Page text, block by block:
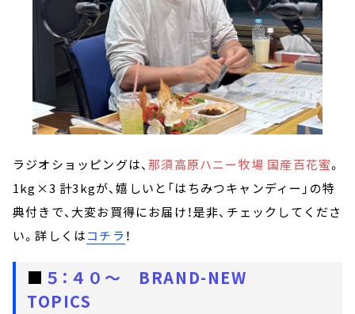
ラジオショッピングは、那須高原ハニー牧場 国産百花蜜。
1kg×3 計3kgが、嬉しいと「はちみつキャンディー」の特
典付きで、大変お買得にお届け！是非、チェックしてくださ
い。詳しくはコチラ ！
■ ５：４０～ BRAND-NEW
TOPICS